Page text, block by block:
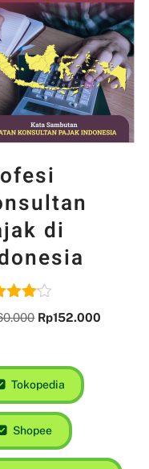
di
Rp152.000
Tokopedia
Shopee